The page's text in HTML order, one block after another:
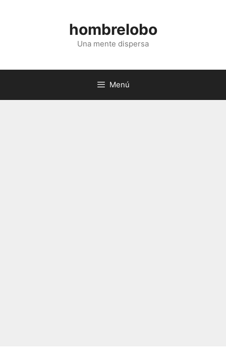
hombrelobo
Una mente dispersa
Menú